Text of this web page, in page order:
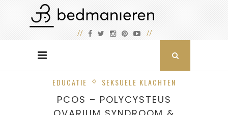
EDUCATIE SEKSUELE KLACHTEN
PCOS – POLYCYSTEUS